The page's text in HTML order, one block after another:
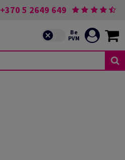
+370 5 2649 649